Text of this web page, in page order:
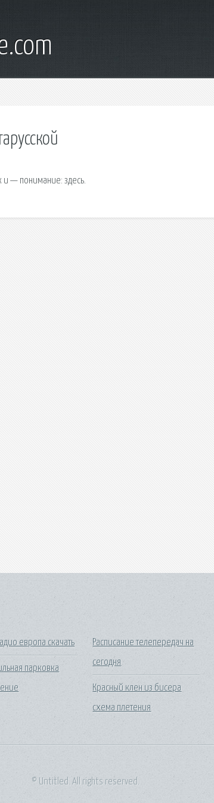
и — понимание: здесь.
европа скачать
парковка
Расписание телепередач на
сегодня
Красный клен из бисера
схема плетения
© Untitled. All rights reserved.